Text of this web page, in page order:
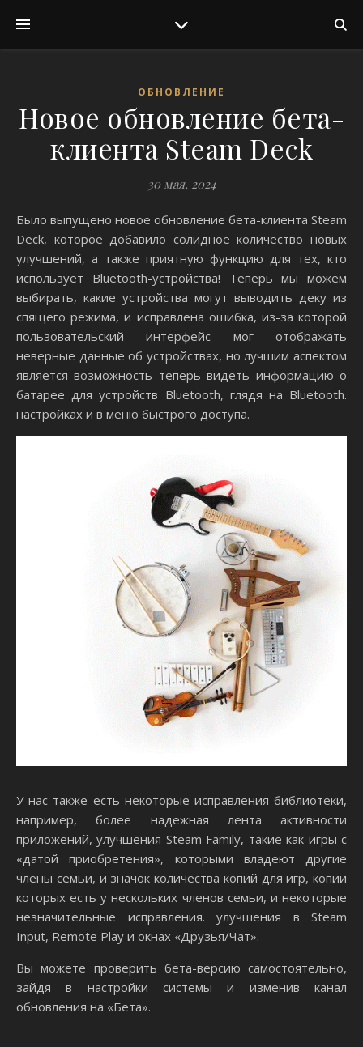
ОБНОВЛЕНИЕ
Новое обновление бета-
клиента Steam Deck
30 мая, 2024
Было выпущено новое обновление бета-клиента Steam
Deck, которое добавило солидное количество новых
улучшений, а также приятную функцию для тех, кто
использует Bluetooth-устройства! Теперь мы можем
выбирать, какие устройства могут выводить деку из
спящего режима, и исправлена ​​ошибка, из-за которой
пользовательский интерфейс мог отображать
неверные данные об устройствах, но лучшим аспектом
является возможность теперь видеть информацию о
батарее для устройств Bluetooth, глядя на Bluetooth.
настройках и в меню быстрого доступа.
У нас также есть некоторые исправления библиотеки,
например, более надежная лента активности
приложений, улучшения Steam Family, такие как игры с
«датой приобретения», которыми владеют другие
члены семьи, и значок количества копий для игр, копии
которых есть у нескольких членов семьи, и некоторые
незначительные исправления. улучшения в Steam
Input, Remote Play и окнах «Друзья/Чат».
Вы можете проверить бета-версию самостоятельно,
зайдя в настройки системы и изменив канал
обновления на «Бета».